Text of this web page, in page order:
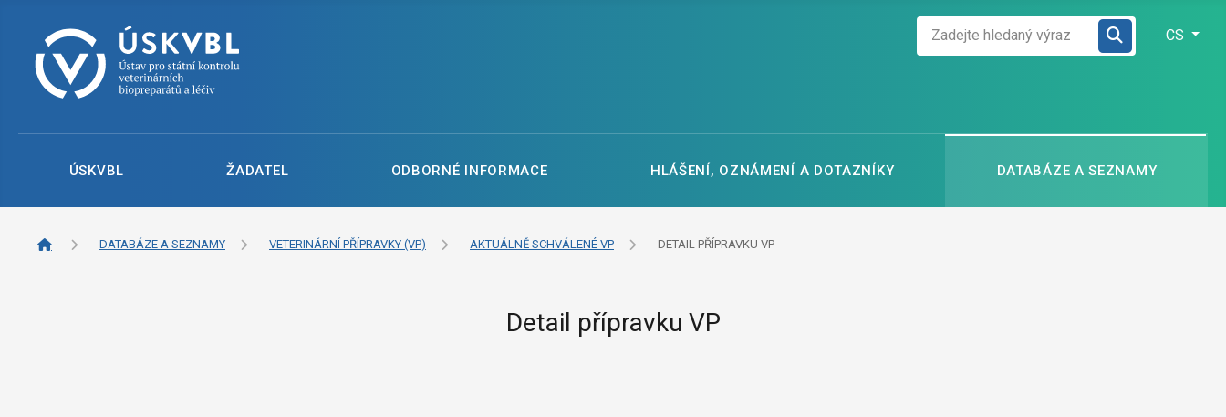
CS
ÚSKVBL ŽADATEL ODBORNÉ INFORMACE HLÁŠENÍ, OZNÁMENÍ A DOTAZNÍKY DATABÁZE A SEZNAMY
DATABÁZE A SEZNAMY VETERINÁRNÍ PŘÍPRAVKY (VP) AKTUÁLNĚ SCHVÁLENÉ VP DETAIL PŘÍPRAVKU VP
Detail přípravku VP